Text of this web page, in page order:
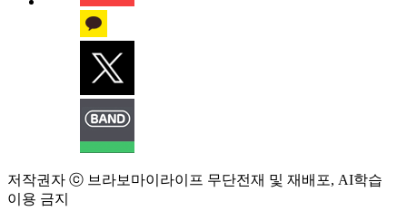
저작권자 ⓒ 브라보마이라이프 무단전재 및 재배포, AI학습
이용 금지